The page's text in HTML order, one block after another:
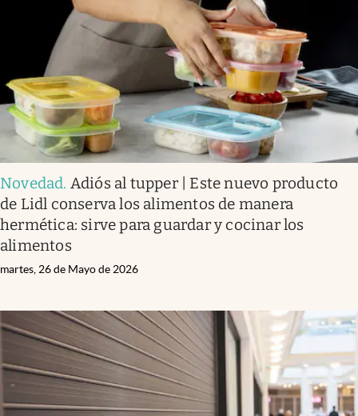
Novedad. Adiós al tupper | Este nuevo producto
de Lidl conserva los alimentos de manera
hermética: sirve para guardar y cocinar los
alimentos
martes, 26 de Mayo de 2026